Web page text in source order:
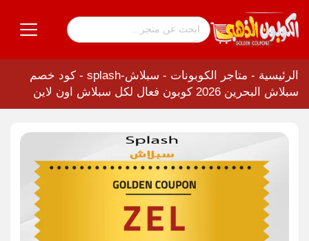
الرئيسية - متاجر الكوبونات - سبلاش-splash - كود خصم
سبلاش البحرين 2026 كوبون فعال لكل سبلاش اون لاين